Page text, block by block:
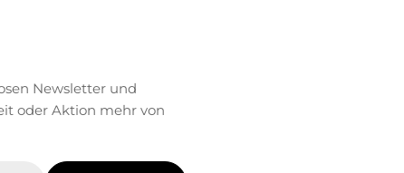
Newsletter und
oder Aktion mehr von